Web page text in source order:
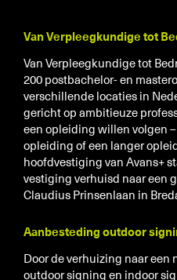
Zorg
Onderwijs
Retail
Gemeentes
Architectenbureaus
Bouwbedrijven
Reclamebedrijven
Favorites
Outdoor signing
Van Verpleegkundige tot
Van Verpleegkundige tot
200 postbachelor- en
verschillende locaties in
gericht op ambitieuze
een opleiding willen volgen
opleiding of een langer
hoofdvestiging van Avans+
vestiging verhuisd naar een
Claudius Prinsenlaan in
Aanbesteding outdoor
Door de verhuizing naar
outdoor signing en indoor